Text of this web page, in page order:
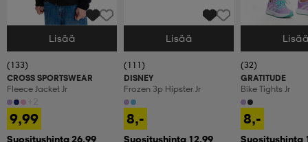
Valitse Koko
Lisää
(133)
CROSS SPORTSWEAR
Fleece Jacket Jr
9,99
Suositushinta 26,99
Valitse Koko
Lisää
(111)
DISNEY
Frozen 3p Hipster Jr
8,-
Suositushinta 12,99
Valitse Koko
(32)
GRATITUDE
Bike Tights Jr
8,-
Suositushinta